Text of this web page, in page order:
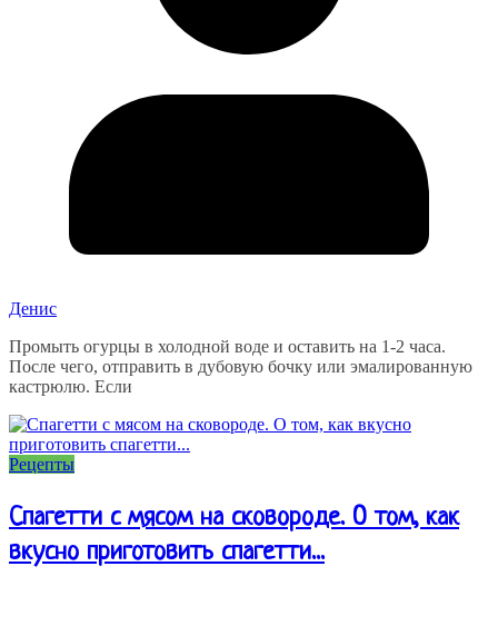
Денис
Промыть огурцы в холодной воде и оставить на 1-2 часа.
После чего, отправить в дубовую бочку или эмалированную
кастрюлю. Если
Рецепты
Спагетти с мясом на сковороде. О том, как
вкусно приготовить спагетти...